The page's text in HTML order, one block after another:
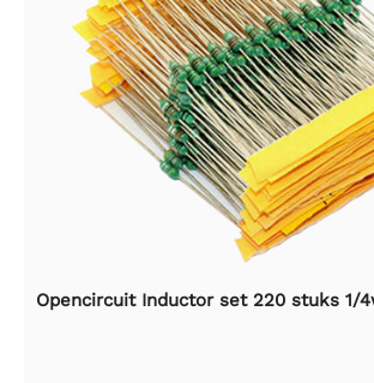
Opencircuit Inductor set 220 stuks 1/